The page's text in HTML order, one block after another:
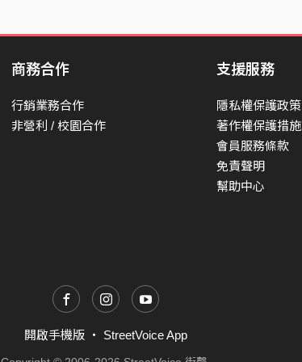
商務合作
行銷業務合作
非營利 / 校園合作
支援服務
隱私權保護政策
著作權保護措施
會員服務條款
免責聲明
幫助中心
開啟手機版 ・ StreetVoice App